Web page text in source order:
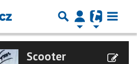
Scooter